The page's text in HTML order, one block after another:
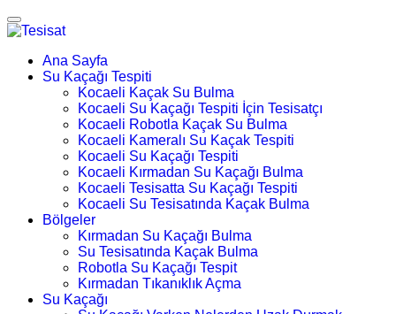
Ana Sayfa
Su Kaçağı Tespiti
Kocaeli Kaçak Su Bulma
Kocaeli Su Kaçağı Tespiti İçin Tesisatçı
Kocaeli Robotla Kaçak Su Bulma
Kocaeli Kameralı Su Kaçak Tespiti
Kocaeli Su Kaçağı Tespiti
Kocaeli Kırmadan Su Kaçağı Bulma
Kocaeli Tesisatta Su Kaçağı Tespiti
Kocaeli Su Tesisatında Kaçak Bulma
Bölgeler
Kırmadan Su Kaçağı Bulma
Su Tesisatında Kaçak Bulma
Robotla Su Kaçağı Tespit
Kırmadan Tıkanıklık Açma
Su Kaçağı